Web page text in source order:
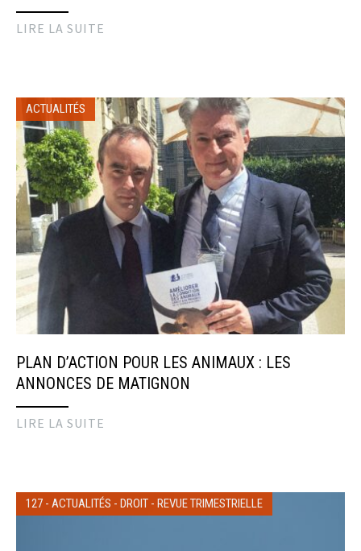
LIRE LA SUITE
ACTUALITÉS
PLAN D’ACTION POUR LES ANIMAUX : LES
ANNONCES DE MATIGNON
LIRE LA SUITE
127 - ACTUALITÉS - DROIT - REVUE TRIMESTRIELLE